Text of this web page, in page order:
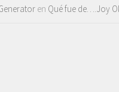
en Qué fue de….Joy